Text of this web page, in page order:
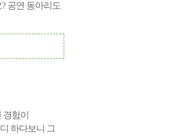
공연 동아리도
험이
하다보니 그